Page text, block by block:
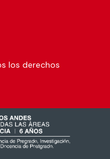
los derechos